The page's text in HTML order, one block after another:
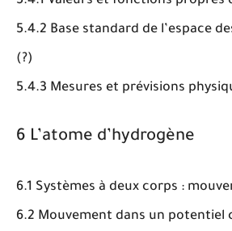
5.4.2 Base standard de l’espace
(?)
5.4.3 Mesures et prévisions
6 L’atome d’hydrogène
6.1 Systèmes à deux corps :
6.2 Mouvement dans un potentiel